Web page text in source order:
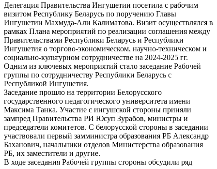
Делегация Правительства Ингушетии посетила с рабочим
визитом Республику Беларусь по поручению Главы
Ингушетии Махмуда-Али Калиматова. Визит осуществлялся в
рамках Плана мероприятий по реализации соглашения между
Правительствами Республики Беларусь и Республики
Ингушетия о торгово-экономическом, научно-техническом и
социально-культурном сотрудничестве на 2024-2025 гг.
Одним из ключевых мероприятий стало заседание Рабочей
группы по сотрудничеству Республики Беларусь с
Республикой Ингушетия.
Заседание прошло на территории Белорусского
государственного педагогического университета имени
Максима Танка. Участие с ингушской стороны приняли
зампред Правительства РИ Юсуп Зурабов, министры и
председатели комитетов. С белорусской стороны в заседании
участвовали первый замминистра образования РБ Александр
Баханович, начальники отделов Министерства образования
РБ, их заместители и другие.
В ходе заседания Рабочей группы стороны обсудили ряд